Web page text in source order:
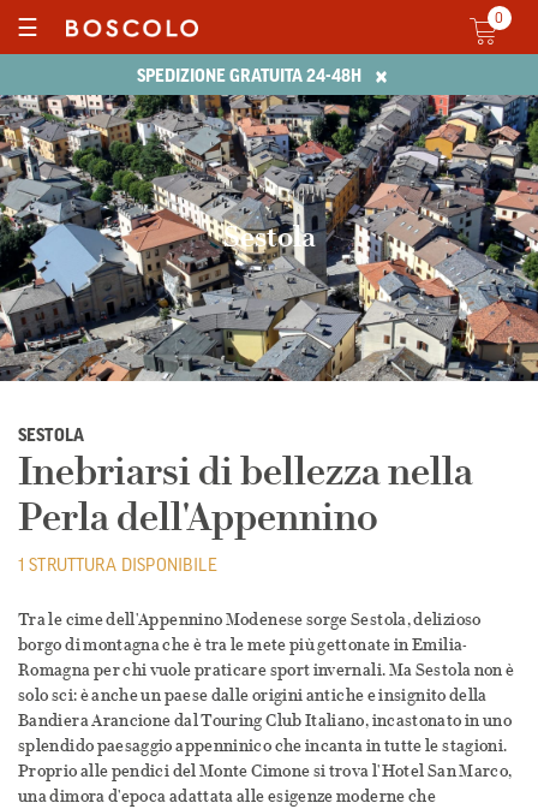
SPEDIZIONE GRATUITA 24-48H ×
☰ 0
Sestola
SESTOLA
Inebriarsi di bellezza nella
Perla dell'Appennino
1 STRUTTURA DISPONIBILE
Tra le cime dell'Appennino Modenese sorge Sestola, delizioso
borgo di montagna che è tra le mete più gettonate in Emilia-
Romagna per chi vuole praticare sport invernali. Ma Sestola non è
solo sci: è anche un paese dalle origini antiche e insignito della
Bandiera Arancione dal Touring Club Italiano, incastonato in uno
splendido paesaggio appenninico che incanta in tutte le stagioni.
Proprio alle pendici del Monte Cimone si trova l'Hotel San Marco,
una dimora d'epoca adattata alle esigenze moderne che